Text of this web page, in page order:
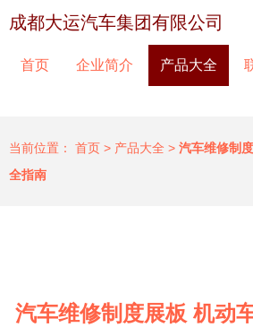
成都大运汽车集团有限公司
首页 企业简介 产品大全
当前位置： 首页 > 产品大全 > 汽车维修制
全指南
汽车维修制度展板 机动